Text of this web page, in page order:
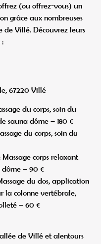
(ou offrez-vous) un
grâce aux nombreuses
Villé. Découvrez leurs
:
67220 Villé
du corps, soin du
sauna dôme – 180 €
du corps, soin du
corps relaxant
dôme – 90 €
du dos, application
la colonne vertébrale,
– 60 €
de Villé et alentours